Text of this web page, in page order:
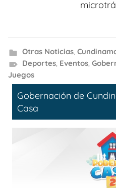
Otras Noticias,
Deportes, Eventos,
Juegos
Gobernación de
Casa